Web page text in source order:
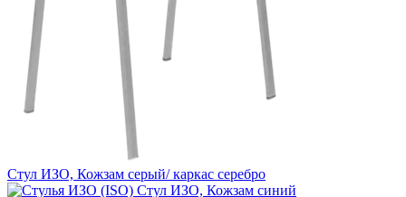
Стул ИЗО, Кожзам серый/ каркас серебро